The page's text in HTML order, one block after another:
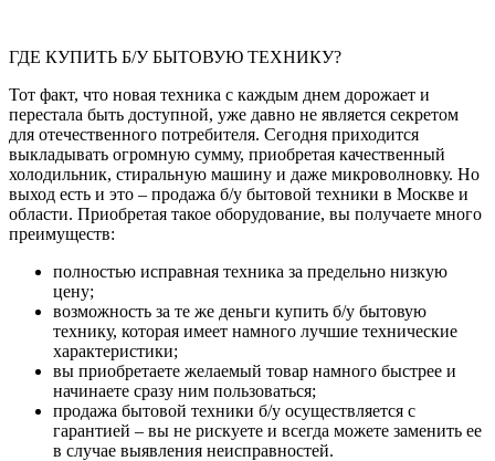
ГДЕ КУПИТЬ Б/У БЫТОВУЮ ТЕХНИКУ?
Тот факт, что новая техника с каждым днем дорожает и
перестала быть доступной, уже давно не является секретом
для отечественного потребителя. Сегодня приходится
выкладывать огромную сумму, приобретая качественный
холодильник, стиральную машину и даже микроволновку. Но
выход есть и это – продажа б/у бытовой техники в Москве и
области. Приобретая такое оборудование, вы получаете много
преимуществ:
полностью исправная техника за предельно низкую
цену;
возможность за те же деньги купить б/у бытовую
технику, которая имеет намного лучшие технические
характеристики;
вы приобретаете желаемый товар намного быстрее и
начинаете сразу ним пользоваться;
продажа бытовой техники б/у осуществляется с
гарантией – вы не рискуете и всегда можете заменить ее
в случае выявления неисправностей.